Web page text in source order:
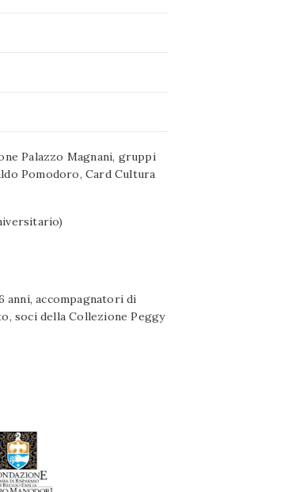
Palazzo Magnani, gruppi
Pomodoro, Card Cultura
anni, accompagnatori di
soci della Collezione Peggy